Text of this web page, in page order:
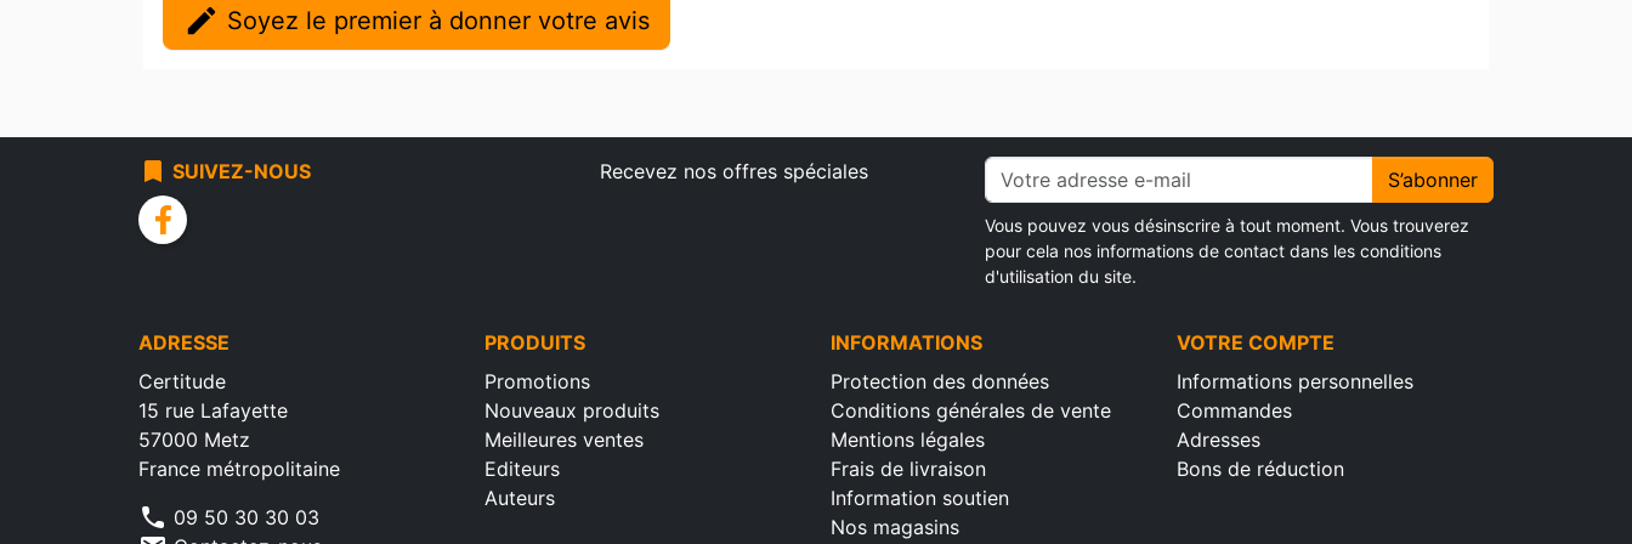
edit Soyez le premier à donner votre avis
bookmark SUIVEZ-NOUS
facebook
Recevez nos offres spéciales S’abonner
Vous pouvez vous désinscrire à tout moment. Vous trouverez
pour cela nos informations de contact dans les conditions
d'utilisation du site.
ADRESSE
Certitude
15 rue Lafayette
57000 Metz
France métropolitaine
phone 09 50 30 30 03
PRODUITS
Promotions
Nouveaux produits
Meilleures ventes
Editeurs
Auteurs
INFORMATIONS
Protection des données
Conditions générales de vente
Mentions légales
Frais de livraison
Information soutien
Nos magasins
VOTRE COMPTE
Informations personnelles
Commandes
Adresses
Bons de réduction